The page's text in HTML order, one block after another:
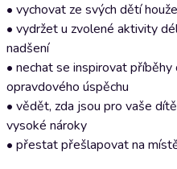
• vychovat ze svých dětí
• vydržet u zvolené aktivity
nadšení
• nechat se inspirovat
opravdového úspěchu
• vědět, zda jsou pro vaše
vysoké nároky
• přestat přešlapovat na